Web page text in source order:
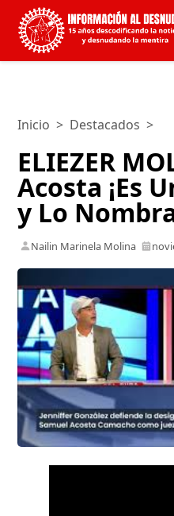
Inicio > Destacados >
ELIEZER
Acosta ¡Es
y Lo
Nailin Marinela Molina